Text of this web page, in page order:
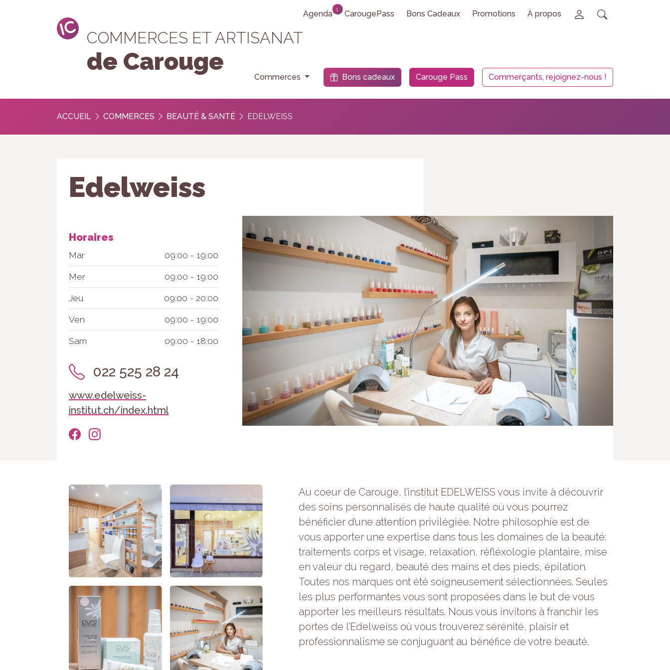
Agenda 1 CarougePass Bons Cadeaux Promotions À propos
COMMERCES ET ARTISANAT
de Carouge
Commerces Bons cadeaux Carouge Pass Commerçants, rejoignez-nous !
ACCUEIL COMMERCES BEAUTÉ & SANTÉ EDELWEISS
Edelweiss
Horaires
Mar 09:00 - 19:00
Mer 09:00 - 19:00
Jeu 09:00 - 20:00
Ven 09:00 - 19:00
Sam 09:00 - 18:00
022 525 28 24
www.edelweiss-
institut.ch/index.html
Au coeur de Carouge, l’institut EDELWEISS vous invite à découvrir
des soins personnalisés de haute qualité où vous pourrez
bénéficier d’une attention privilégiée. Notre philosophie est de
vous apporter une expertise dans tous les domaines de la beauté:
traitements corps et visage, relaxation, réfléxologie plantaire, mise
en valeur du regard, beauté des mains et des pieds, épilation.
Toutes nos marques ont été soigneusement sélectionnées. Seules
les plus performantes vous sont proposées dans le but de vous
apporter les meilleurs résultats. Nous vous invitons à franchir les
portes de l’Edelweiss où vous trouverez sérénité, plaisir et
professionnalisme se conjuguant au bénéfice de votre beauté.
Nécessaire
Ces cookies ne
sont pas
facultatifs. Ils
sont
nécessaires au
fonctionnement
du site Web.
améliorer la
fonctionnalité
et la
structure du
fonction de la
façon dont le
site Web est
utilisé.
Experience
Afin que notre
site Web
fonctionne
aussi bien